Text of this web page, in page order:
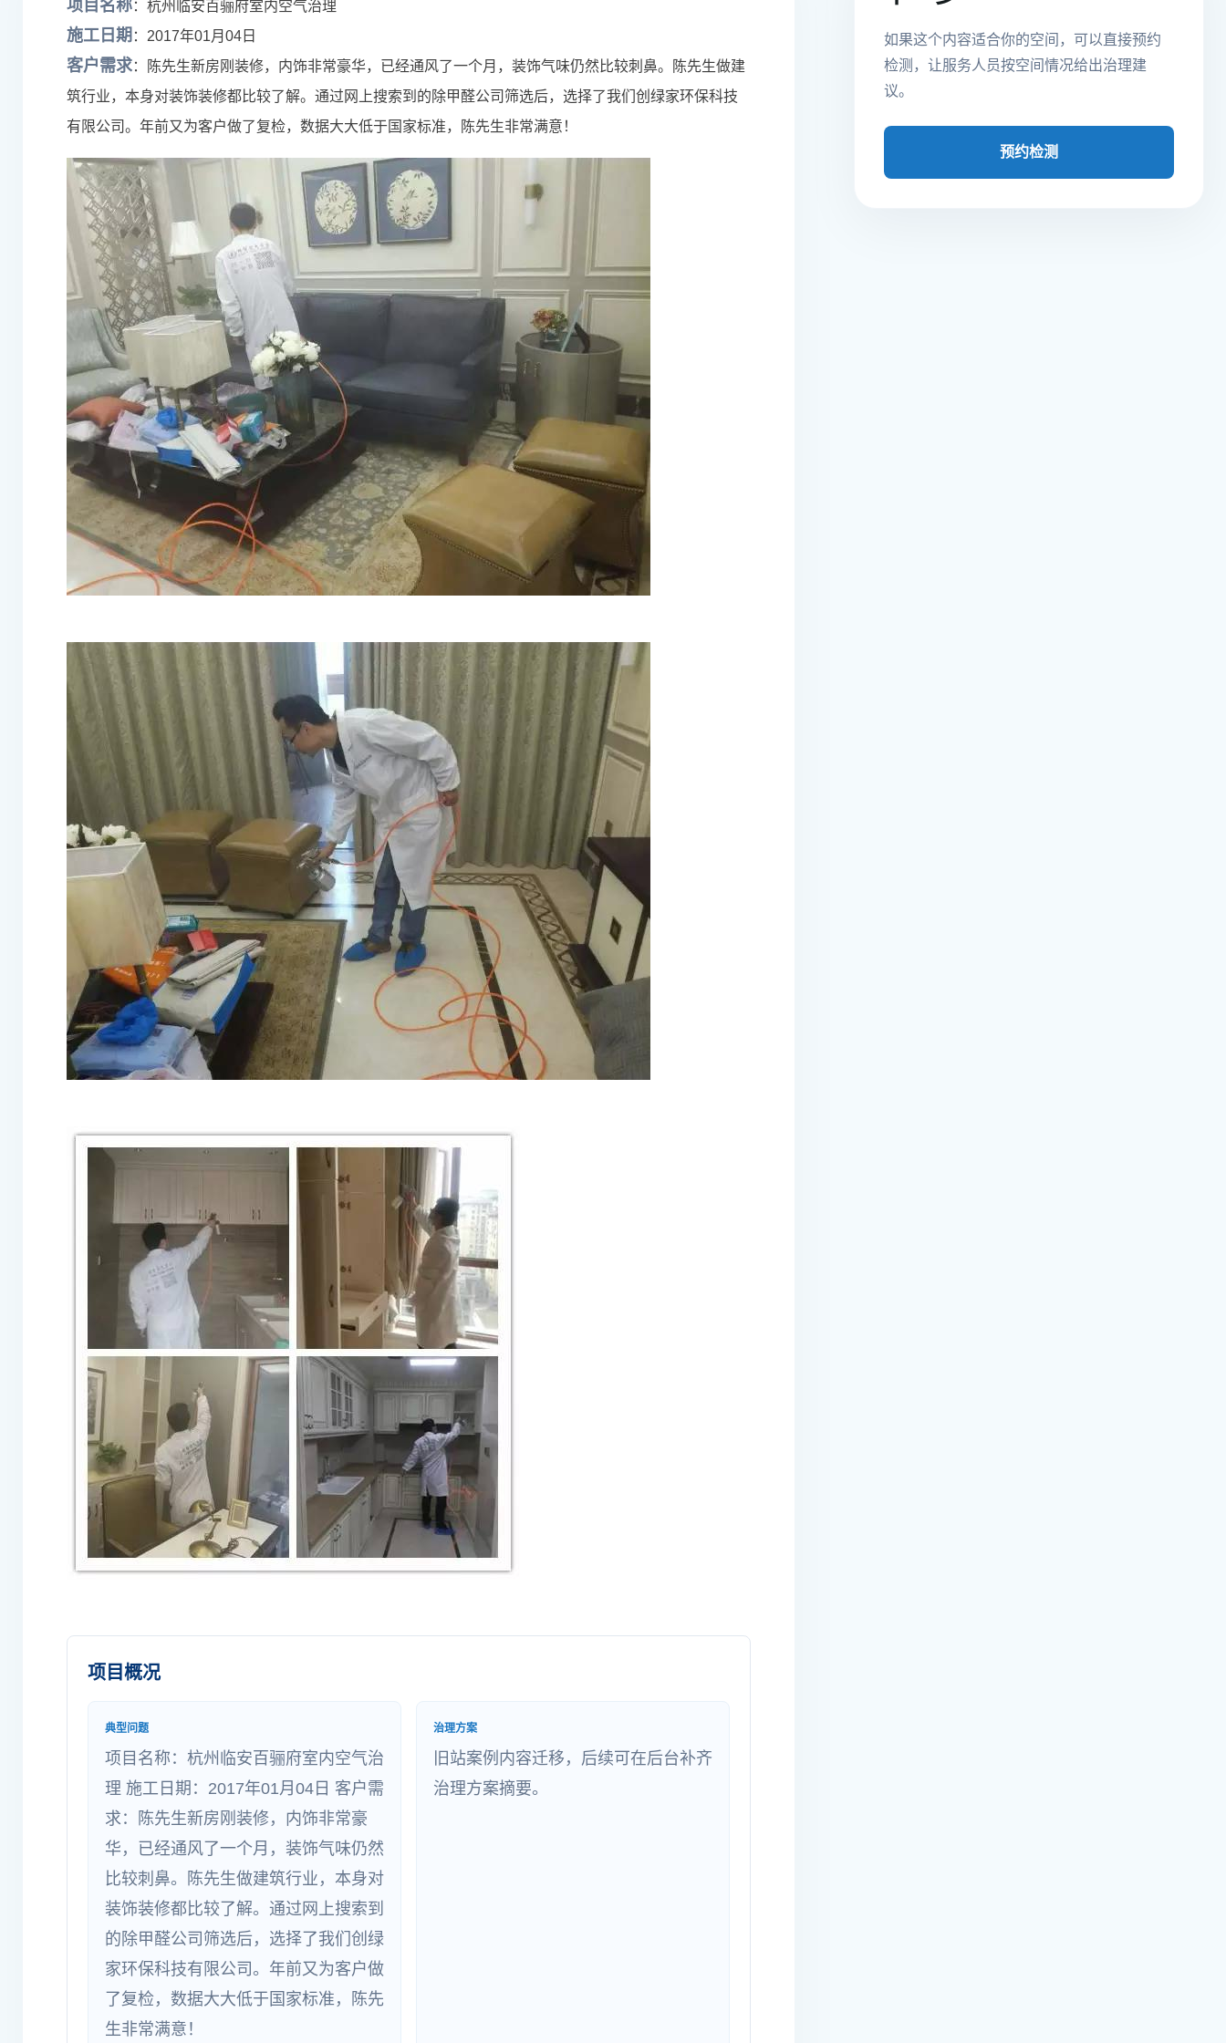
项目名称：杭州临安百骊府室内空气治理
施工日期 ：2017年01月04日
客户需求：陈先生新房刚装修，内饰非常豪华，已经通风了一个月，装饰气味仍然比较刺鼻。陈先生做建
筑行业，本身对装饰装修都比较了解。通过网上搜索到的除甲醛公司筛选后，选择了我们创绿家环保科技
有限公司。年前又为客户做了复检，数据大大低于国家标准，陈先生非常满意！
项目概况
典型问题
项目名称：杭州临安百骊府室内空气治
理 施工日期：2017年01月04日 客户需
求：陈先生新房刚装修，内饰非常豪
华，已经通风了一个月，装饰气味仍然
比较刺鼻。陈先生做建筑行业，本身对
装饰装修都比较了解。通过网上搜索到
的除甲醛公司筛选后，选择了我们创绿
家环保科技有限公司。年前又为客户做
了复检，数据大大低于国家标准，陈先
生非常满意！
治理方案
旧站案例内容迁移，后续可在后台补齐
治理方案摘要。
如果这个内容适合你的空间，可以直接预约
检测，让服务人员按空间情况给出治理建
议。
预约检测